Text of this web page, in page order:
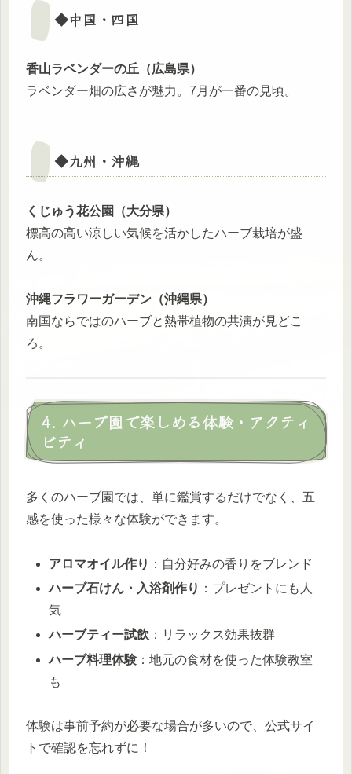
◆中国・四国
香山ラベンダーの丘（広島県）
ラベンダー畑の広さが魅力。7月が一番の見頃。
◆九州・沖縄
くじゅう花公園（大分県）
標高の高い涼しい気候を活かしたハーブ栽培が盛
ん。
沖縄フラワーガーデン（沖縄県）
南国ならではのハーブと熱帯植物の共演が見どこ
ろ。
4. ハーブ園で楽しめる体験・アクティ
ビティ
多くのハーブ園では、単に鑑賞するだけでなく、五
感を使った様々な体験ができます。
アロマオイル作り ：自分好みの香りをブレンド
ハーブ石けん・入浴剤作り ：プレゼントにも人
気
ハーブティー試飲 ：リラックス効果抜群
ハーブ料理体験 ：地元の食材を使った体験教室
も
体験は事前予約が必要な場合が多いので、公式サイ
トで確認を忘れずに！